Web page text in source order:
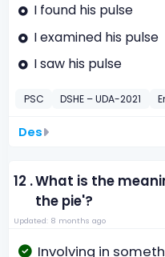
I found his pulse
I examined his pulse
I saw his pulse
PSC DSHE – UDA-2021
Des
12 .What is the
the pie'?
Updated: 8 months ago
Involving in